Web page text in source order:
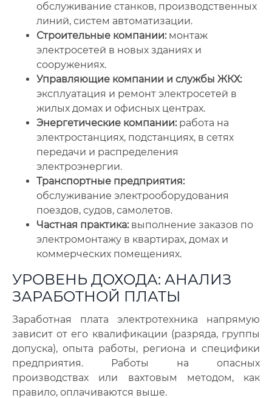
обслуживание станков, производственных
линий, систем автоматизации.
Строительные компании:монтаж
электросетей в новых зданиях и
сооружениях.
Управляющие компании и службы ЖКХ:
эксплуатация и ремонт электросетей в
жилых домах и офисных центрах.
Энергетические компании:работа на
электростанциях, подстанциях, в сетях
передачи и распределения
электроэнергии.
Транспортные предприятия:
обслуживание электрооборудования
поездов, судов, самолетов.
Частная практика:выполнение заказов по
электромонтажу в квартирах, домах и
коммерческих помещениях.
УРОВЕНЬ ДОХОДА: АНАЛИЗ
ЗАРАБОТНОЙ ПЛАТЫ
Заработная плата электротехника напрямую
зависит от его квалификации (разряда, группы
допуска), опыта работы, региона и специфики
предприятия. Работы на опасных
производствах или вахтовым методом, как
правило, оплачиваются выше.